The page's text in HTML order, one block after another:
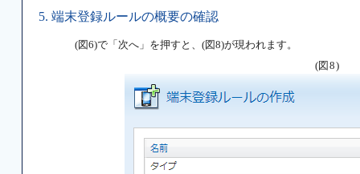
5. 端末登録ルールの概要の確認
(図6)で「次へ」を押すと、(図8)が現われます。
(図8)